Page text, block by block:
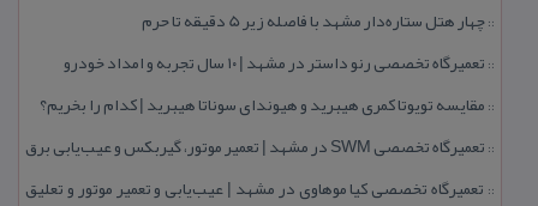
::چهار هتل‌ ستاره‌دار مشهد با فاصله زیر 5 دقیقه تا حرم
:: تعمیرگاه تخصصی رنو داستر در مشهد | ۱۰ سال تجربه و امداد خودرو
:: مقایسه تویوتا كمری هیبرید و هیوندای سوناتا هیبرید | كدام را بخریم؟
:: تعمیرگاه تخصصی SWM در مشهد | تعمیر موتور، گیربكس و عیب‌یابی برق
:: تعمیرگاه تخصصی كیا موهاوی در مشهد | عیب‌یابی و تعمیر موتور و تعلیق